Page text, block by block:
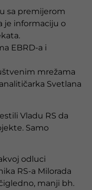
sa premijerom
je informaciju o
EBRD-a i
mrežama
Svetlana
Vladu RS da
Samo
odluci
RS-a Milorada
manji bh.